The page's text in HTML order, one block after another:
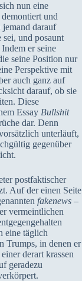
nun eine
und
darauf
sei, und posaunt
er seine
seine Position nur
Perspektive mit
auch ganz auf
darauf, ob sie
Diese
Essay Bullshit
dar. Denn
unterläuft,
gegenüber
postfaktischer
Auf der einen Seite
fakenews –
vermeintlichen
eine täglich
Trumps, in denen er
derart krassen
geradezu